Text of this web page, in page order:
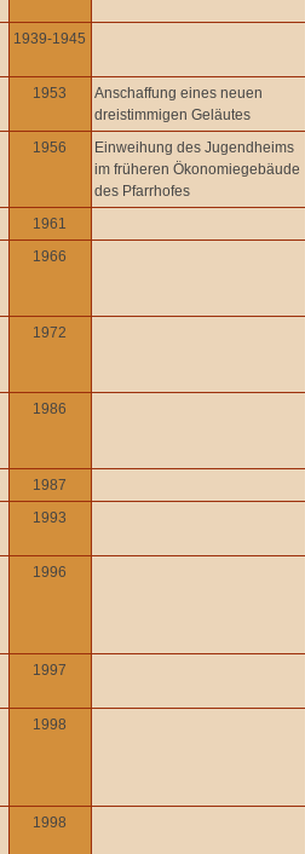
1939-1945
1953
Anschaffung eines neuen
dreistimmigen Geläutes
1956
Einweihung des Jugendheims
im früheren Ökonomiegebäude
des Pfarrhofes
1961
1966
1972
1986
1987
1993
1996
1997
1998
1998